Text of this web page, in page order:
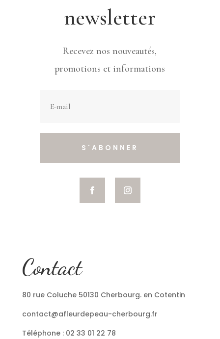
newsletter
Recevez nos nouveautés,
promotions et informations
S'ABONNER
Contact
80 rue Coluche 50130 Cherbourg. en Cotentin
contact@afleurdepeau-cherbourg.fr
Téléphone : 02 33 01 22 78